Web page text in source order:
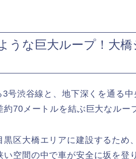
うな巨大ループ！大
号渋谷線と、地下深くを通る
70メートルを結ぶ巨大なルー
黒区大橋エリアに建設するため
い空間の中で車が安全に坂を登